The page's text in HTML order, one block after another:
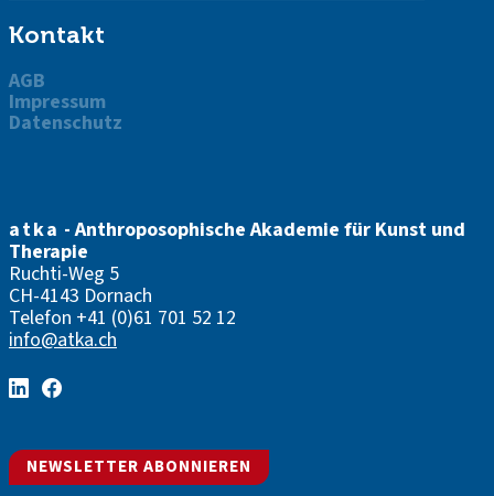
Kontakt
AGB
Impressum
Datenschutz
atka - Anthroposophische Akademie für Kunst und
Therapie
Ruchti-Weg 5
CH-4143 Dornach
Telefon +41 (0)61 701 52 12
info@atka.ch
NEWSLETTER ABONNIEREN